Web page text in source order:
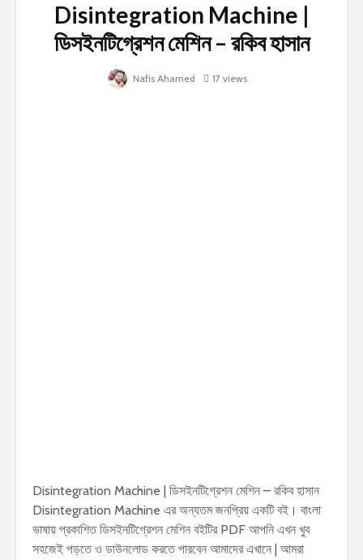
Disintegration Machine |
ডিসইনটিগ্রেশন মেশিন – রকিব হাসান
Nafis Ahamed 17 views
Disintegration Machine | ডিসইনটিগ্রেশন মেশিন – রকিব হাসান
Disintegration Machine এর অন্যতম জনপ্রিয় একটি বই। বাংলা
ভাষায় প্রকাশিত ডিসইনটিগ্রেশন মেশিন বইটির PDF আপনি এখন খুব
সহজেই পড়তে ও ডাউনলোড করতে পারবেন আমাদের এখানে | আমরা